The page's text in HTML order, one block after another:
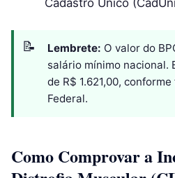
Lembrete: O valor do
salário mínimo nacional.
de R$ 1.621,00,
Federal.
Como Comprovar a